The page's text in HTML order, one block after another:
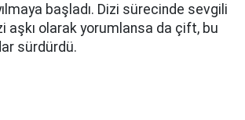
başladı. Dizi sürecinde sevgili
aşkı olarak yorumlansa da çift, bu
sürdürdü.